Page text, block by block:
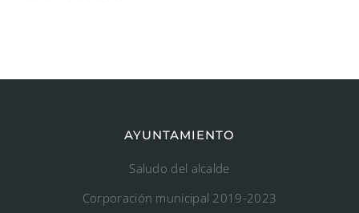
AYUNTAMIENTO
Saludo del alcalde
Corporación municipal 2019-2023